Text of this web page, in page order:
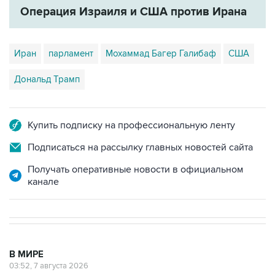
Операция Израиля и США против Ирана
Иран парламент Мохаммад Багер Галибаф США
Дональд Трамп
Купить подписку на профессиональную ленту
Подписаться на рассылку главных новостей сайта
Получать оперативные новости в официальном
канале
В МИРЕ
03:52, 7 августа 2026